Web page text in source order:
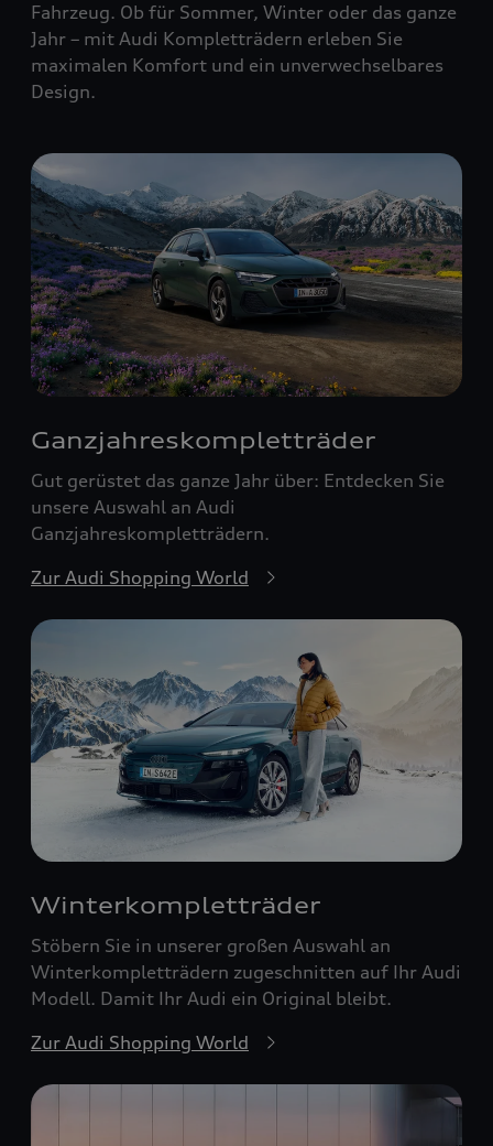
Fahrzeug. Ob für Sommer, Winter oder das ganze
Jahr – mit Audi Kompletträdern erleben Sie
maximalen Komfort und ein unverwechselbares
Design.
Ganzjahreskomplett­räder
Gut gerüstet das ganze Jahr über: Entdecken Sie
unsere Auswahl an Audi
Ganzjahreskompletträdern.
Zur Audi Shopping World
Winterkompletträder
Stöbern Sie in unserer großen Auswahl an
Winterkompletträdern zugeschnitten auf Ihr Audi
Modell. Damit Ihr Audi ein Original bleibt.
Zur Audi Shopping World